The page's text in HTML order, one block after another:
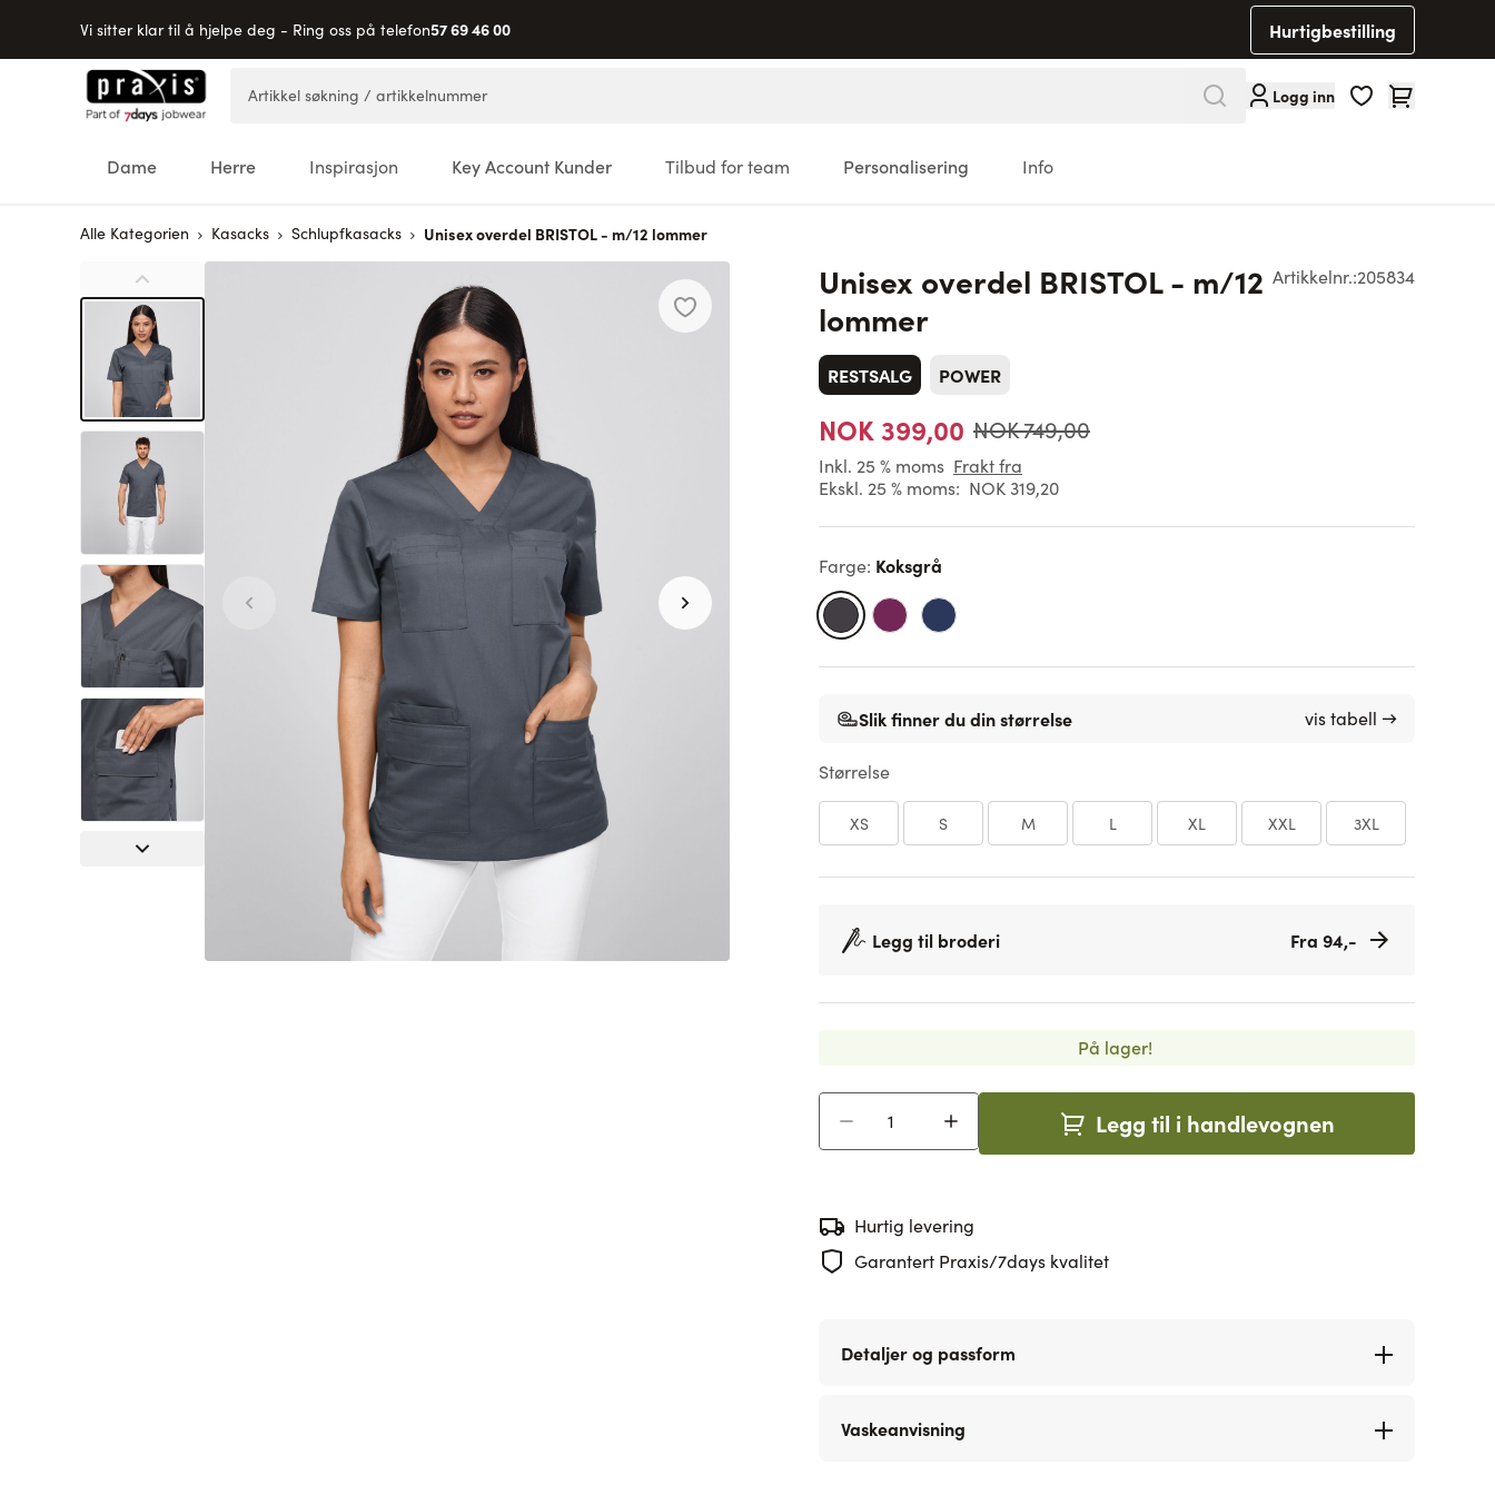
Vi sitter klar til å hjelpe deg - Ring oss på telefon57 69 46 00 Hurtigbestilling
Hopp til innhold
Logg inn Cart
Dame Herre Inspirasjon Key Account Kunder Tilbud for team Personalisering Info
Alle Kategorien Kasacks Schlupfkasacks Unisex overdel BRISTOL - m/12 lommer
Artikkelnr.:205834
Unisex overdel BRISTOL - m/12
lommer
RESTSALG POWER
NOK 399,00 NOK 749,00
Inkl. 25 % moms Frakt fra
Ekskl. 25 % moms: NOK 319,20
Farge: Koksgrå
Slik finner du din størrelse vis tabell →
Størrelse
XS S M L XL XXL 3XL
Legg til broderi Fra 94,-
På lager!
Legg til i handlevognen
Hurtig levering
Garantert Praxis/7days kvalitet
Detaljer og passform
Vaskeanvisning